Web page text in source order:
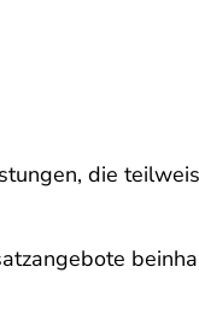
die